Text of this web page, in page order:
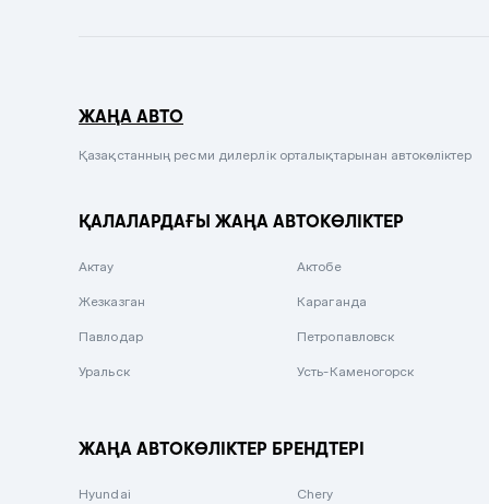
Сиреневый металлик
Вишневый
ЖАҢА АВТО
Қазақстанның ресми дилерлік орталықтарынан автокөліктер
ҚАЛАЛАРДАҒЫ ЖАҢА АВТОКӨЛІКТЕР
Актау Актобе
Жезказган Караганда
Павлодар Петропавловск
Уральск Усть-Каменогорск
ЖАҢА АВТОКӨЛІКТЕР БРЕНДТЕРІ
Hyundai Chery